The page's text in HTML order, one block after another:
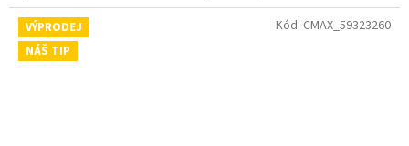
VÝPRODEJ
NÁŠ TIP
Kód: CMAX_59323260